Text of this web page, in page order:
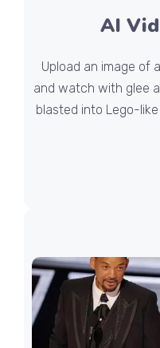
AI
Upload an image of
and watch with glee
blasted into Lego-